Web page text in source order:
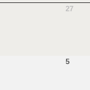
27
5